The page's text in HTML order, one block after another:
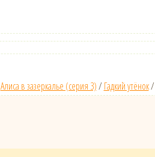
Алиса в зазеркалье (серия 3)/ Гадкий утёнок/